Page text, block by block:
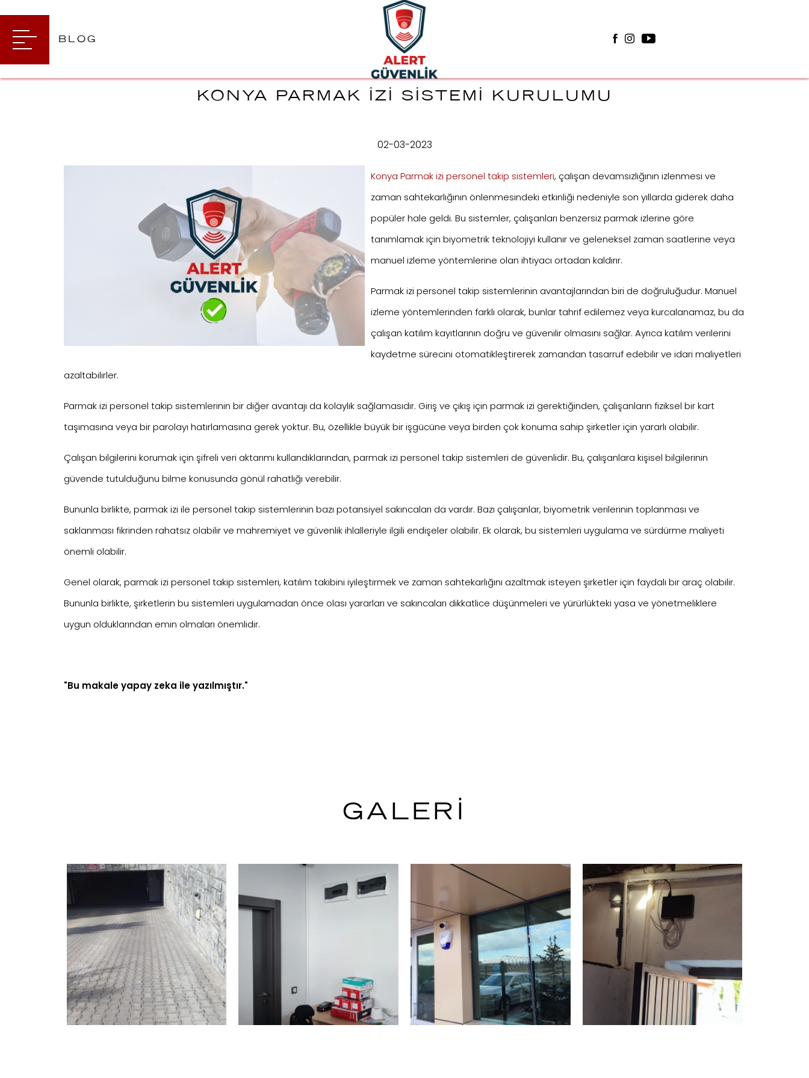
BLOG
ALARM SİSTEMLERİ
KURULUM VE FİYATI
KONYA YÜZ TANIMA
KURULUM VE FİYATI
KONYA PARMAK İZİ
PERSONEL TAKİP
KURULUM VE FİYATI
TÜMÜNÜ GÖSTER
FILMI
GALERI
KAYNAKLARI
BLOG
İLETIŞIM
KONYA PARMAK İZI SISTEMI KURULUMU
02-03-2023
Konya Parmak izi personel takip sistemleri, çalışan devamsızlığının izlenmesi ve
zaman sahtekarlığının önlenmesindeki etkinliği nedeniyle son yıllarda giderek daha
popüler hale geldi. Bu sistemler, çalışanları benzersiz parmak izlerine göre
tanımlamak için biyometrik teknolojiyi kullanır ve geleneksel zaman saatlerine veya
manuel izleme yöntemlerine olan ihtiyacı ortadan kaldırır.
Parmak izi personel takip sistemlerinin avantajlarından biri de doğruluğudur. Manuel
izleme yöntemlerinden farklı olarak, bunlar tahrif edilemez veya kurcalanamaz, bu da
çalışan katılım kayıtlarının doğru ve güvenilir olmasını sağlar. Ayrıca katılım verilerini
kaydetme sürecini otomatikleştirerek zamandan tasarruf edebilir ve idari maliyetleri
azaltabilirler.
Parmak izi personel takip sistemlerinin bir diğer avantajı da kolaylık sağlamasıdır. Giriş ve çıkış için parmak izi gerektiğinden, çalışanların fiziksel bir kart
taşımasına veya bir parolayı hatırlamasına gerek yoktur. Bu, özellikle büyük bir işgücüne veya birden çok konuma sahip şirketler için yararlı olabilir.
Çalışan bilgilerini korumak için şifreli veri aktarımı kullandıklarından, parmak izi personel takip sistemleri de güvenlidir. Bu, çalışanlara kişisel bilgilerinin
güvende tutulduğunu bilme konusunda gönül rahatlığı verebilir.
Bununla birlikte, parmak izi ile personel takip sistemlerinin bazı potansiyel sakıncaları da vardır. Bazı çalışanlar, biyometrik verilerinin toplanması ve
saklanması fikrinden rahatsız olabilir ve mahremiyet ve güvenlik ihlalleriyle ilgili endişeler olabilir. Ek olarak, bu sistemleri uygulama ve sürdürme maliyeti
önemli olabilir.
Genel olarak, parmak izi personel takip sistemleri, katılım takibini iyileştirmek ve zaman sahtekarlığını azaltmak isteyen şirketler için faydalı bir araç olabilir.
Bununla birlikte, şirketlerin bu sistemleri uygulamadan önce olası yararları ve sakıncaları dikkatlice düşünmeleri ve yürürlükteki yasa ve yönetmeliklere
uygun olduklarından emin olmaları önemlidir.
"Bu makale yapay zeka ile yazılmıştır."
GALERİ